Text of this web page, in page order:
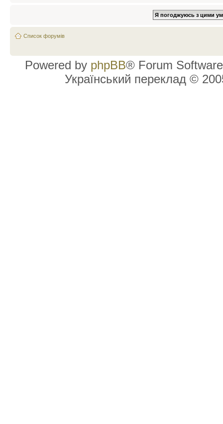
Список форумів
Powered by phpBB® Forum
Український переклад ©